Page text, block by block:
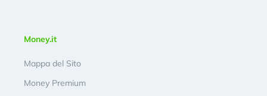
Money.it
Mappa del Sito
Money Premium